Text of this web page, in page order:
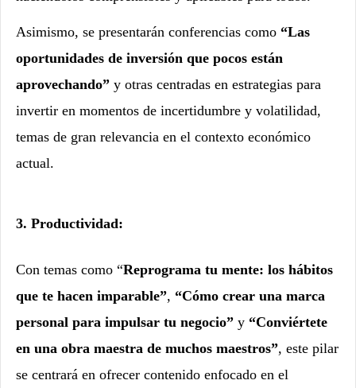
Asimismo, se presentarán conferencias como “Las
oportunidades de inversión que pocos están
aprovechando” y otras centradas en estrategias para
invertir en momentos de incertidumbre y volatilidad,
temas de gran relevancia en el contexto económico
actual.
3. Productividad:
Con temas como “Reprograma tu mente: los hábitos
que te hacen imparable”, “Cómo crear una marca
personal para impulsar tu negocio” y “Conviértete
en una obra maestra de muchos maestros”, este pilar
se centrará en ofrecer contenido enfocado en el